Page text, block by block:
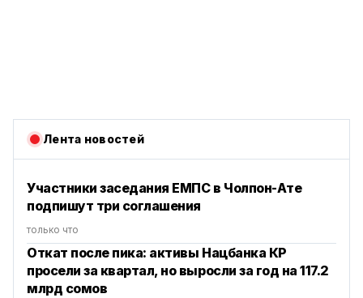
Лента новостей
Участники заседания ЕМПС в Чолпон-Ате
подпишут три соглашения
только что
Откат после пика: активы Нацбанка КР
просели за квартал, но выросли за год на 117.2
млрд сомов